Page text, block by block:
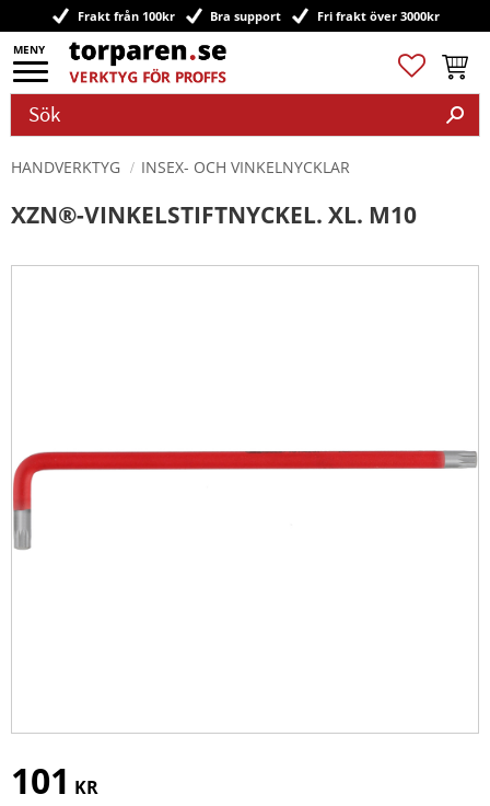
Meny
Frakt från 100kr Bra support Fri frakt över 3000kr
Favoriter
HANDVERKTYG INSEX- OCH VINKELNYCKLAR
XZN®-VINKELSTIFTNYCKEL. XL. M10
101 KR